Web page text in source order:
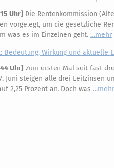
Uhr] Die Rentenkommission
vorgelegt, um die gesetzliche
was es im Einzelnen geht.
mehr
Bedeutung, Wirkung und aktuelle
Uhr] Zum ersten Mal seit fast
Juni steigen alle drei Leitzinsen
2,25 Prozent an. Doch was
mehr